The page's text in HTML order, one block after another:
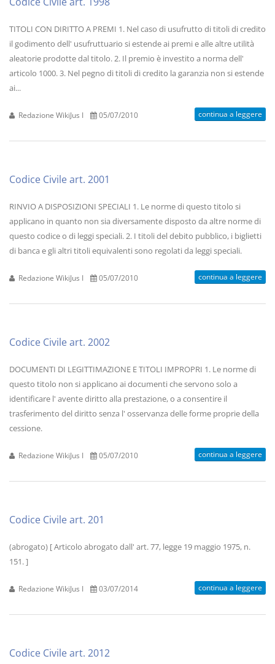
TITOLI CON DIRITTO A PREMI 1. Nel caso di usufrutto di titoli di credito
il godimento dell' usufruttuario si estende ai premi e alle altre utilità
aleatorie prodotte dal titolo. 2. Il premio è investito a norma dell'
articolo 1000. 3. Nel pegno di titoli di credito la garanzia non si estende
ai...
Redazione WikiJus I 05/07/2010 continua a leggere
Codice Civile art. 2001
RINVIO A DISPOSIZIONI SPECIALI 1. Le norme di questo titolo si
applicano in quanto non sia diversamente disposto da altre norme di
questo codice o di leggi speciali. 2. I titoli del debito pubblico, i biglietti
di banca e gli altri titoli equivalenti sono regolati da leggi speciali.
Redazione WikiJus I 05/07/2010 continua a leggere
Codice Civile art. 2002
DOCUMENTI DI LEGITTIMAZIONE E TITOLI IMPROPRI 1. Le norme di
questo titolo non si applicano ai documenti che servono solo a
identificare l' avente diritto alla prestazione, o a consentire il
trasferimento del diritto senza l' osservanza delle forme proprie della
cessione.
Redazione WikiJus I 05/07/2010 continua a leggere
Codice Civile art. 201
(abrogato) [ Articolo abrogato dall' art. 77, legge 19 maggio 1975, n.
151. ]
Redazione WikiJus I 03/07/2014 continua a leggere
Codice Civile art. 2012